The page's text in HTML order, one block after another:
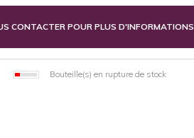
CONTACTER POUR PLUS D'INFORMATIONS
Bouteille(s) en rupture de stock